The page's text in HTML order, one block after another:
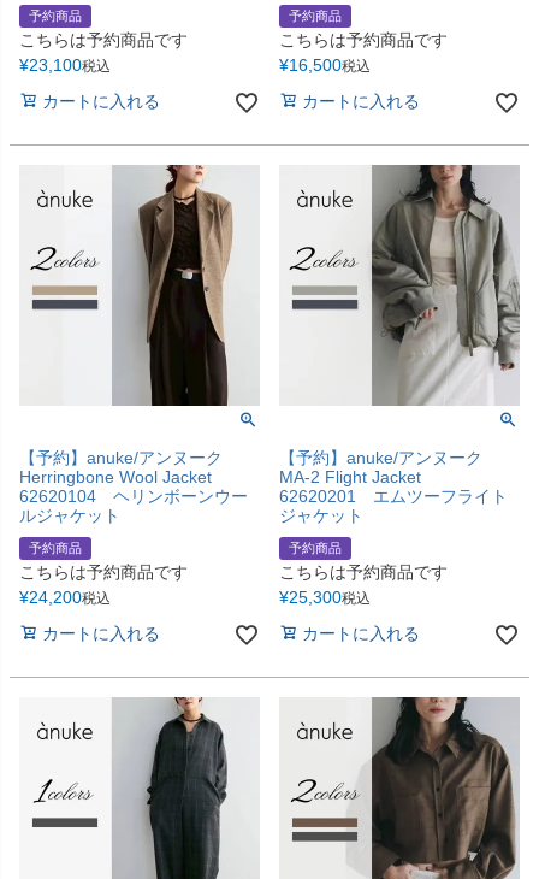
予約商品
こちらは予約商品です
¥23,100税込
カートに入れる
予約商品
こちらは予約商品です
¥16,500税込
カートに入れる
【予約】anuke/アンヌーク
Herringbone Wool Jacket
62620104 ヘリンボーンウー
ルジャケット
予約商品
こちらは予約商品です
¥24,200税込
カートに入れる
【予約】anuke/アンヌーク
MA-2 Flight Jacket
62620201 エムツーフライト
ジャケット
予約商品
こちらは予約商品です
¥25,300税込
カートに入れる